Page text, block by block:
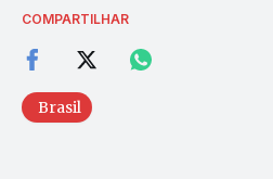
COMPARTILHAR
Brasil